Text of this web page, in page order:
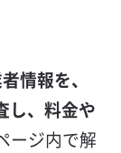
情報を、
し、料金や
ージ内で解